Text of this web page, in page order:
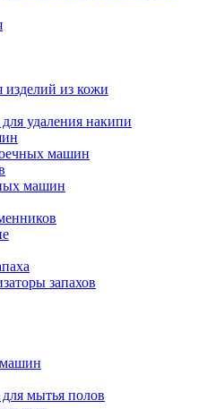
из кожи
для удаления накипи
машин
машин
запахов
для мытья полов